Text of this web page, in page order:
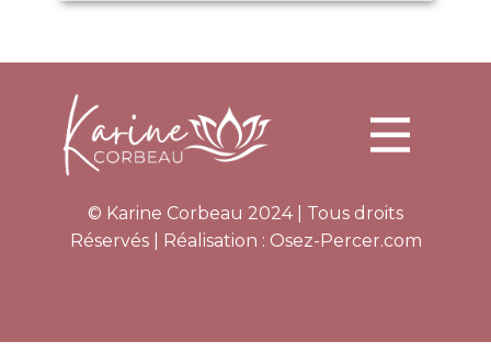
© Karine Corbeau 2024 | Tous droits
Réservés | Réalisation : Osez-Percer.com